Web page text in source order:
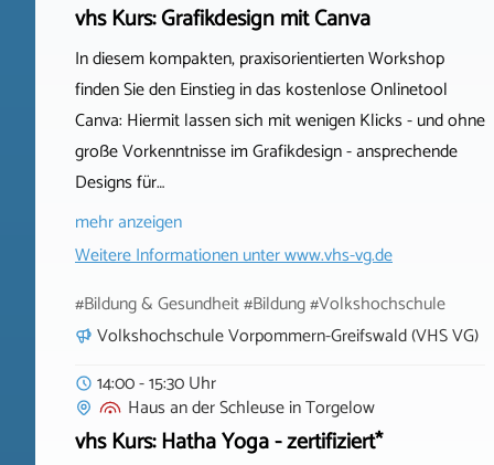
vhs Kurs: Grafikdesign mit Canva
In diesem kompakten, praxisorientierten Workshop
finden Sie den Einstieg in das kostenlose Onlinetool
Canva: Hiermit lassen sich mit wenigen Klicks - und ohne
große Vorkenntnisse im Grafikdesign - ansprechende
Designs für…
mehr anzeigen
Weitere Informationen unterwww.vhs-vg.de
#Bildung & Gesundheit #Bildung #Volkshochschule
Volkshochschule Vorpommern-Greifswald (VHS VG)
14:00 - 15:30 Uhr
Haus an der SchleuseinTorgelow
vhs Kurs: Hatha Yoga - zertifiziert*